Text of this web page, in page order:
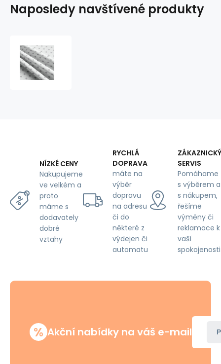
Naposledy navštívené produkty
NÍZKÉ CENY
Nakupujeme
ve velkém a
proto
máme s
dodavately
dobré
vztahy
RYCHLÁ
DOPRAVA
máte na
výběr
dopravu
na adresu
či do
některé z
výdejen či
automatu
ZÁKAZNICKÝ
SERVIS
Pomáhame
s výběrem a
s nákupem,
řešíme
výměny či
reklamace k
vaší
spokojenosti
% Akční nabídky na váš e-mail